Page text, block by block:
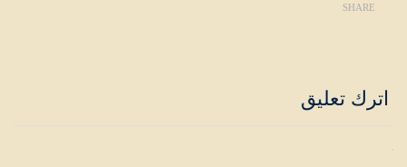
SHARE
اترك تعليق